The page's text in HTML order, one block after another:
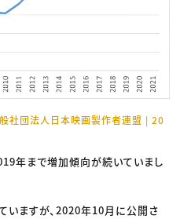
社団法人日本映画製作者連盟 | 20
年まで増加傾向が続いていまし
いますが、2020年10月に公開さ